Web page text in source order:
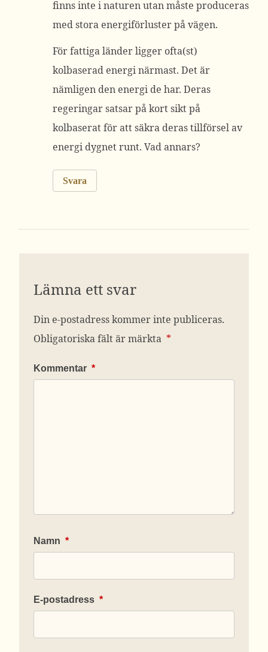
finns inte i naturen utan måste produceras
med stora energiförluster på vägen.
För fattiga länder ligger ofta(st)
kolbaserad energi närmast. Det är
nämligen den energi de har. Deras
regeringar satsar på kort sikt på
kolbaserat för att säkra deras tillförsel av
energi dygnet runt. Vad annars?
Svara
Lämna ett svar
Din e-postadress kommer inte publiceras.
Obligatoriska fält är märkta *
Kommentar *
Namn *
E-postadress *